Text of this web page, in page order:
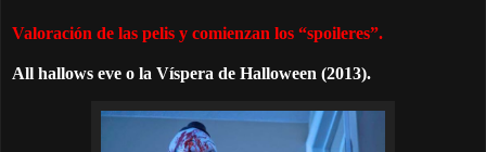
Valoración de las pelis y comienzan los “spoileres”.
All hallows eve o la Víspera de Halloween (2013).